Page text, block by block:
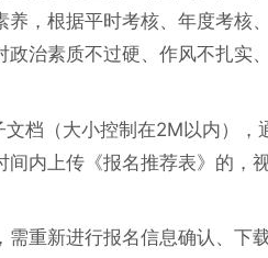
，根据平时考核、年度考核
治素质不过硬、作风不扎实
档（大小控制在2M以内），
内上传《报名推荐表》的，
重新进行报名信息确认、下